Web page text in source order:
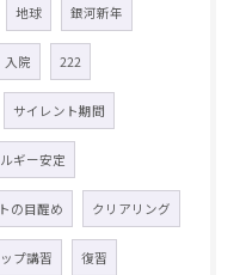
地球 銀河新年
入院 222
サイレント期間
ギー安定
の目醒め クリアリング
プ講習 復習